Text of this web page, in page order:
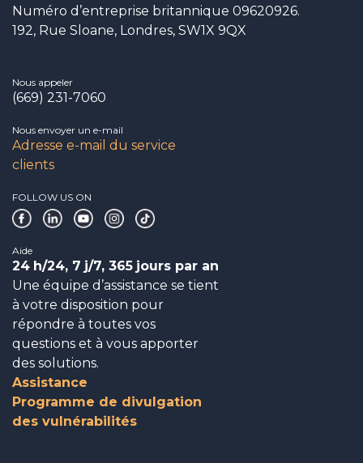
Numéro d’entreprise britannique 09620926.
192, Rue Sloane, Londres, SW1X 9QX
Nous appeler
(669) 231-7060
Nous envoyer un e-mail
Adresse e-mail du service
clients
FOLLOW US ON
Aide
24 h/24, 7 j/7, 365 jours par an
Une équipe d’assistance se tient
à votre disposition pour
répondre à toutes vos
questions et à vous apporter
des solutions.
Assistance
Programme de divulgation
des vulnérabilités